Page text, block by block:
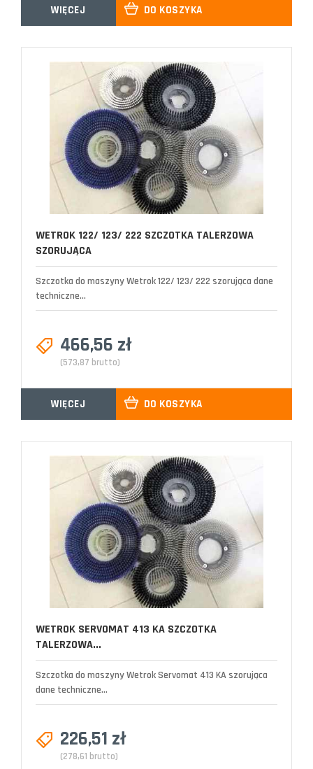
WIĘCEJ DO KOSZYKA
WETROK 122/ 123/ 222 SZCZOTKA TALERZOWA
SZORUJĄCA
Szczotka do maszyny Wetrok 122/ 123/ 222 szorująca dane
techniczne...
466,56 zł
(573,87 brutto)
WIĘCEJ DO KOSZYKA
WETROK SERVOMAT 413 KA SZCZOTKA
TALERZOWA...
Szczotka do maszyny Wetrok Servomat 413 KA szorująca
dane techniczne...
226,51 zł
(278,61 brutto)